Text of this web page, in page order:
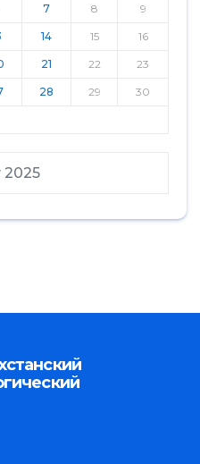
7 8 9
14 15 16
21 22 23
28 29 30